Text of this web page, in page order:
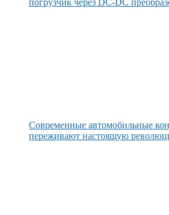
Современные автомобильные
переживают настоящую